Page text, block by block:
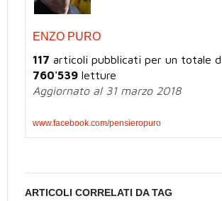
ENZO PURO
117 articoli pubblicati per un totale
760'539 letture
Aggiornato al 31 marzo 2018
www.facebook.com/pensieropuro
ARTICOLI CORRELATI DA TAG